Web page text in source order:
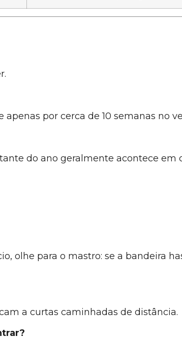
por cerca de 10 semanas no
do ano geralmente acontece em
olhe para o mastro: se a bandeira
a curtas caminhadas de distância.